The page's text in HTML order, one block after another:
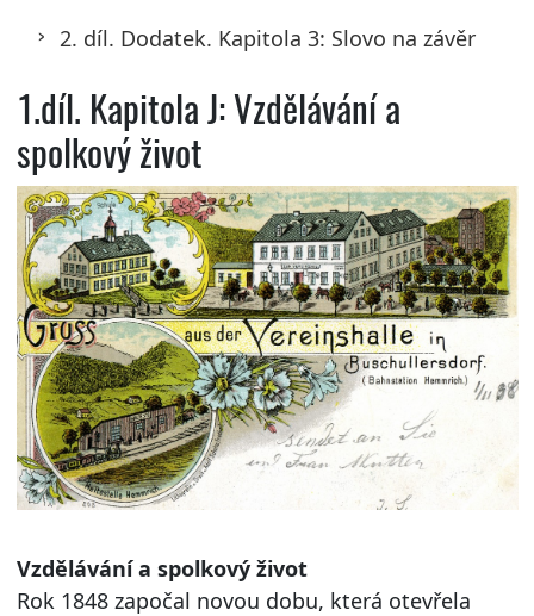
2. díl. Dodatek. Kapitola 3: Slovo na závěr
1.díl. Kapitola J: Vzdělávání a
spolkový život
Vzdělávání a spolkový život
Rok 1848 započal novou dobu, která otevřela